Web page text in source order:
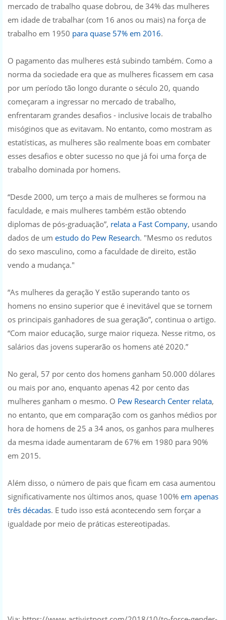
mercado de trabalho quase dobrou, de 34% das mulheres
em idade de trabalhar (com 16 anos ou mais) na força de
trabalho em 1950 para quase 57% em 2016.
O pagamento das mulheres está subindo também. Como a
norma da sociedade era que as mulheres ficassem em casa
por um período tão longo durante o século 20, quando
começaram a ingressar no mercado de trabalho,
enfrentaram grandes desafios - inclusive locais de trabalho
misóginos que as evitavam. No entanto, como mostram as
estatísticas, as mulheres são realmente boas em combater
esses desafios e obter sucesso no que já foi uma força de
trabalho dominada por homens.
“Desde 2000, um terço a mais de mulheres se formou na
faculdade, e mais mulheres também estão obtendo
diplomas de pós-graduação”, relata a Fast Company, usando
dados de um estudo do Pew Research. "Mesmo os redutos
do sexo masculino, como a faculdade de direito, estão
vendo a mudança."
“As mulheres da geração Y estão superando tanto os
homens no ensino superior que é inevitável que se tornem
os principais ganhadores de sua geração”, continua o artigo.
“Com maior educação, surge maior riqueza. Nesse ritmo, os
salários das jovens superarão os homens até 2020.”
No geral, 57 por cento dos homens ganham 50.000 dólares
ou mais por ano, enquanto apenas 42 por cento das
mulheres ganham o mesmo. O Pew Research Center relata,
no entanto, que em comparação com os ganhos médios por
hora de homens de 25 a 34 anos, os ganhos para mulheres
da mesma idade aumentaram de 67% em 1980 para 90%
em 2015.
Além disso, o número de pais que ficam em casa aumentou
significativamente nos últimos anos, quase 100% em apenas
três décadas. E tudo isso está acontecendo sem forçar a
igualdade por meio de práticas estereotipadas.